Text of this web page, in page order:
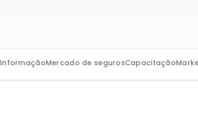
InformaçãoMercado de segurosCapacitação